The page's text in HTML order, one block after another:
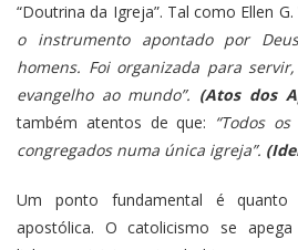
“Doutrina da Igreja”. Tal como Ellen
o instrumento apontado por
homens. Foi organizada para
evangelho ao mundo”. (Atos dos
também atentos de que: “Todos
congregados numa única igreja”.
Um ponto fundamental é quanto
apostólica. O catolicismo se